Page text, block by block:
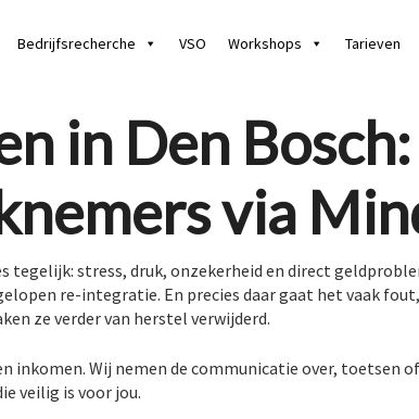
Bedrijfsrecherche VSO Workshops Tarieven
in Den
via
tegelijk: stress, druk, onzekerheid en direct
re-integratie. En precies daar gaat het vaak
ze verder van herstel verwijderd.
Wij nemen de communicatie over, toetsen
veilig is voor jou.